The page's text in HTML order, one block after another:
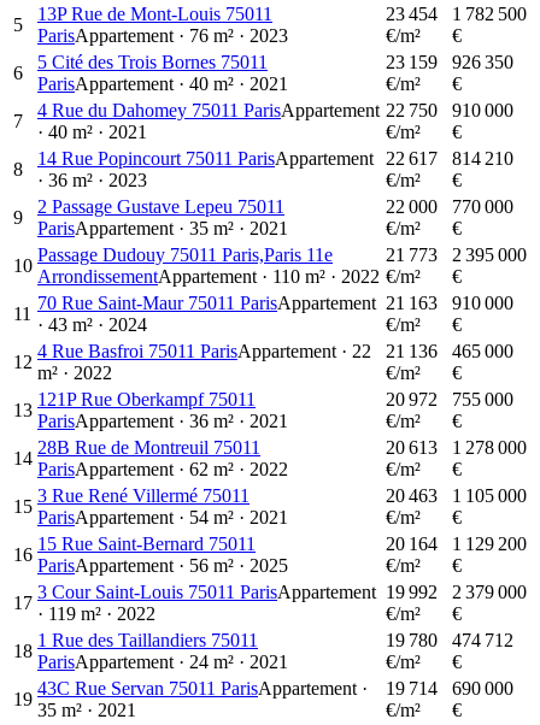
5
13P Rue de Mont-Louis 75011
ParisAppartement · 76 m² · 2023
23 454
€/m²
1 782 500
€
6
5 Cité des Trois Bornes 75011
ParisAppartement · 40 m² · 2021
23 159
€/m²
926 350
€
7
4 Rue du Dahomey 75011 ParisAppartement
· 40 m² · 2021
22 750
€/m²
910 000
€
8
14 Rue Popincourt 75011 ParisAppartement
· 36 m² · 2023
22 617
€/m²
814 210
€
9
2 Passage Gustave Lepeu 75011
ParisAppartement · 35 m² · 2021
22 000
€/m²
770 000
€
10
Passage Dudouy 75011 Paris,Paris 11e
ArrondissementAppartement · 110 m² · 2022
21 773
€/m²
2 395 000
€
11
70 Rue Saint-Maur 75011 ParisAppartement
· 43 m² · 2024
21 163
€/m²
910 000
€
12
4 Rue Basfroi 75011 ParisAppartement · 22
m² · 2022
21 136
€/m²
465 000
€
13
121P Rue Oberkampf 75011
ParisAppartement · 36 m² · 2021
20 972
€/m²
755 000
€
14
28B Rue de Montreuil 75011
ParisAppartement · 62 m² · 2022
20 613
€/m²
1 278 000
€
15
3 Rue René Villermé 75011
ParisAppartement · 54 m² · 2021
20 463
€/m²
1 105 000
€
16
15 Rue Saint-Bernard 75011
ParisAppartement · 56 m² · 2025
20 164
€/m²
1 129 200
€
17
3 Cour Saint-Louis 75011 ParisAppartement
· 119 m² · 2022
19 992
€/m²
2 379 000
€
18
1 Rue des Taillandiers 75011
ParisAppartement · 24 m² · 2021
19 780
€/m²
474 712
€
19
43C Rue Servan 75011 ParisAppartement ·
35 m² · 2021
19 714
€/m²
690 000
€